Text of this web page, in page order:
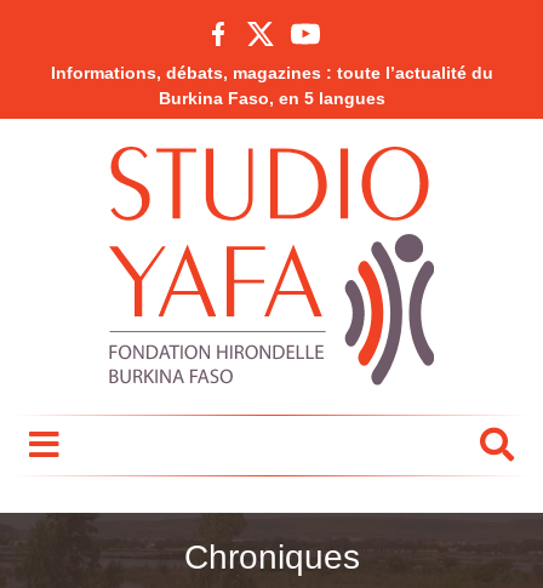
Informations, débats, magazines : toute l’actualité du
Burkina Faso, en 5 langues
Chroniques